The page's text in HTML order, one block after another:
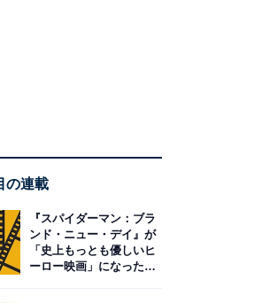
の連載
『スパイダーマン：ブラ
ンド・ニュー・デイ』が
「史上もっとも優しいヒ
ーロー映画」になった理